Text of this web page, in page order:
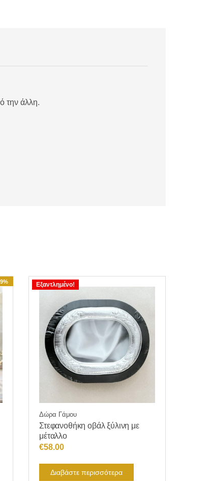
την άλλη.
Εξαντλημένο!
Δώρα Γάμου
Στεφανοθήκη οβάλ ξύλινη με
μέταλλο
€58.00
Διαβάστε περισσότερα